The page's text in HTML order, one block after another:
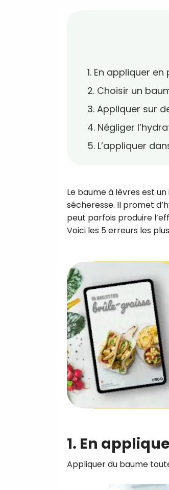
1. En appliquer
2. Choisir un
3. Appliquer sur
4. Négliger
5. L’appliquer
Le baume à lèvres est
sécheresse. Il promet
peut parfois produire
Voici les 5 erreurs les
1. En
Appliquer du baume